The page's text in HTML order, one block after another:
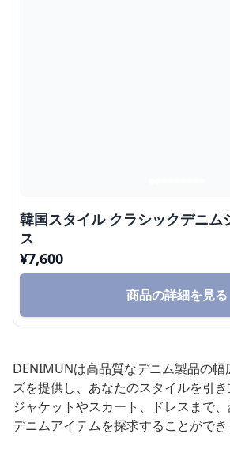
韓国スタイル クラシックデニム
ス
¥7,600
商品の詳細を見る
DENIMUNは高品質なデニム製品の幅
ズを提供し、あなたのスタイルを引き
ジャケットやスカート、ドレスまで
デニムアイテムを探求することができ